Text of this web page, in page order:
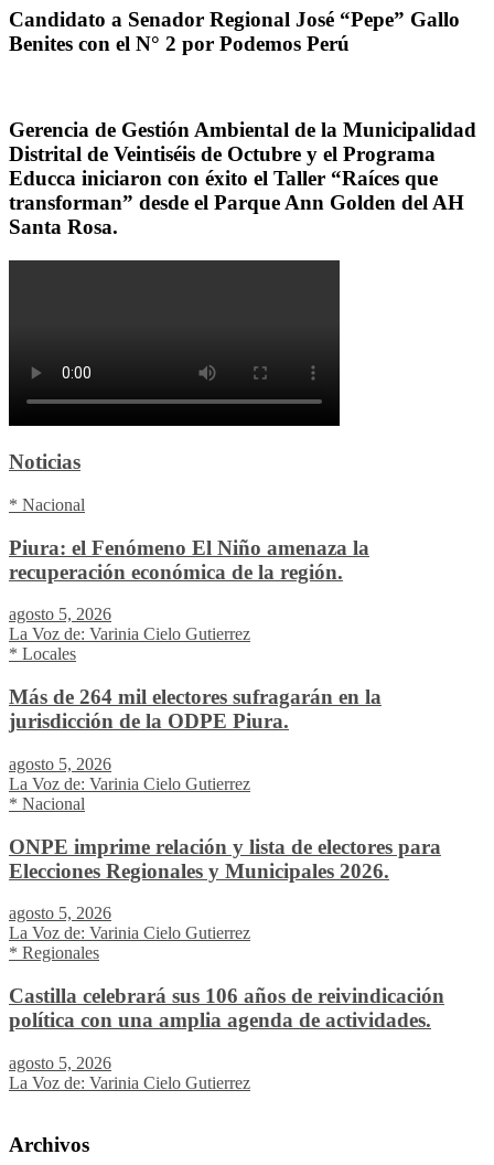
Candidato a Senador Regional José “Pepe” Gallo
Benites con el N° 2 por Podemos Perú
Gerencia de Gestión Ambiental de la Municipalidad
Distrital de Veintiséis de Octubre y el Programa
Educca iniciaron con éxito el Taller “Raíces que
transforman” desde el Parque Ann Golden del AH
Santa Rosa.
Noticias
* Nacional
Piura: el Fenómeno El Niño amenaza la
recuperación económica de la región.
agosto 5, 2026
La Voz de: Varinia Cielo Gutierrez
* Locales
Más de 264 mil electores sufragarán en la
jurisdicción de la ODPE Piura.
agosto 5, 2026
La Voz de: Varinia Cielo Gutierrez
* Nacional
ONPE imprime relación y lista de electores para
Elecciones Regionales y Municipales 2026.
agosto 5, 2026
La Voz de: Varinia Cielo Gutierrez
* Regionales
Castilla celebrará sus 106 años de reivindicación
política con una amplia agenda de actividades.
agosto 5, 2026
La Voz de: Varinia Cielo Gutierrez
Archivos